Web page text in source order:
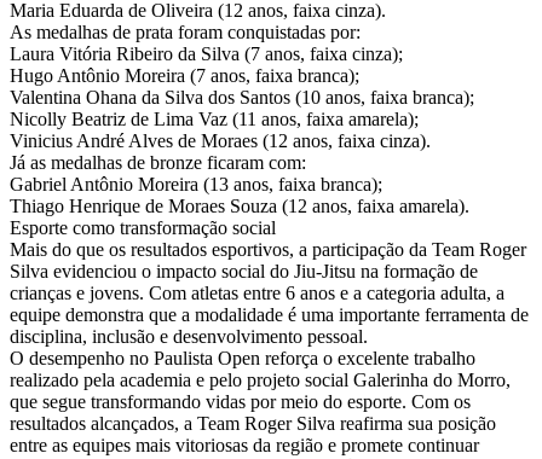
Maria Eduarda de Oliveira (12 anos, faixa cinza).
As medalhas de prata foram conquistadas por:
Laura Vitória Ribeiro da Silva (7 anos, faixa cinza);
Hugo Antônio Moreira (7 anos, faixa branca);
Valentina Ohana da Silva dos Santos (10 anos, faixa branca);
Nicolly Beatriz de Lima Vaz (11 anos, faixa amarela);
Vinicius André Alves de Moraes (12 anos, faixa cinza).
Já as medalhas de bronze ficaram com:
Gabriel Antônio Moreira (13 anos, faixa branca);
Thiago Henrique de Moraes Souza (12 anos, faixa amarela).
Esporte como transformação social
Mais do que os resultados esportivos, a participação da Team Roger
Silva evidenciou o impacto social do Jiu-Jitsu na formação de
crianças e jovens. Com atletas entre 6 anos e a categoria adulta, a
equipe demonstra que a modalidade é uma importante ferramenta de
disciplina, inclusão e desenvolvimento pessoal.
O desempenho no Paulista Open reforça o excelente trabalho
realizado pela academia e pelo projeto social Galerinha do Morro,
que segue transformando vidas por meio do esporte. Com os
resultados alcançados, a Team Roger Silva reafirma sua posição
entre as equipes mais vitoriosas da região e promete continuar